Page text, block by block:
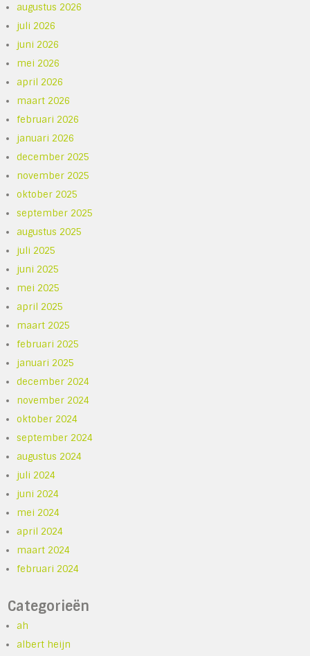
augustus 2026
juli 2026
juni 2026
mei 2026
april 2026
maart 2026
februari 2026
januari 2026
december 2025
november 2025
oktober 2025
september 2025
augustus 2025
juli 2025
juni 2025
mei 2025
april 2025
maart 2025
februari 2025
januari 2025
december 2024
november 2024
oktober 2024
september 2024
augustus 2024
juli 2024
juni 2024
mei 2024
april 2024
maart 2024
februari 2024
Categorieën
ah
albert heijn